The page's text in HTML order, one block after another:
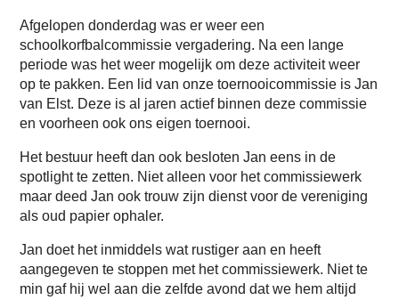
Afgelopen donderdag was er weer een
schoolkorfbalcommissie vergadering. Na een lange
periode was het weer mogelijk om deze activiteit weer
op te pakken. Een lid van onze toernooicommissie is Jan
van Elst. Deze is al jaren actief binnen deze commissie
en voorheen ook ons eigen toernooi.
Het bestuur heeft dan ook besloten Jan eens in de
spotlight te zetten. Niet alleen voor het commissiewerk
maar deed Jan ook trouw zijn dienst voor de vereniging
als oud papier ophaler.
Jan doet het inmiddels wat rustiger aan en heeft
aangegeven te stoppen met het commissiewerk. Niet te
min gaf hij wel aan die zelfde avond dat we hem altijd